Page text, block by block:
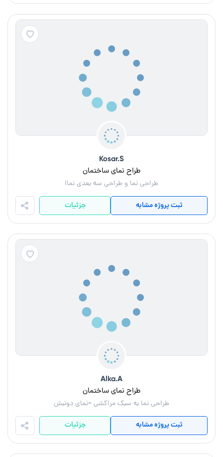
Kosar.S
طراح نمای ساختمان
طراحی نما و طراحی سه بعدی نماا
ثبت پروژه مشابه جزئیات
Alka.A
طراح نمای ساختمان
طراحی نما به سبک مراکشی -نمای دونبش
ثبت پروژه مشابه جزئیات